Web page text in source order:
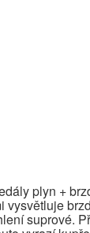
plyn +
vysvětluje
suprové.